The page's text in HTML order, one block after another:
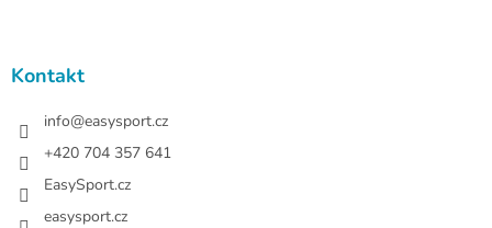
Kontakt
info@easysport.cz
+420 704 357 641
EasySport.cz
easysport.cz